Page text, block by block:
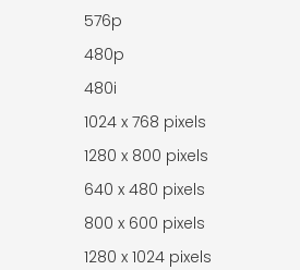
576p
480p
480i
1024 x 768 pixels
1280 x 800 pixels
640 x 480 pixels
800 x 600 pixels
1280 x 1024 pixels